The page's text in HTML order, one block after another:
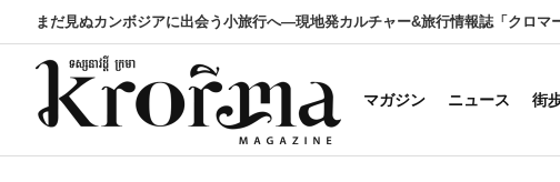
まだ見ぬカンボジアに出会う小旅行へ―現地発カルチャー&旅行情報誌「クロマ
マガジン ニュース 街